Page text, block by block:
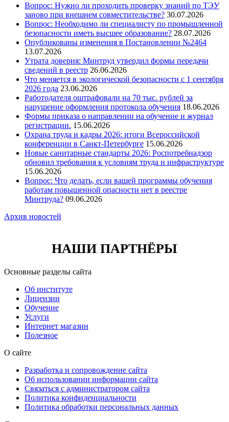
Вопрос: Нужно ли проходить проверку знаний по ТЭУ
заново при внешнем совместительстве? 30.07.2026
Вопрос: Необходимо ли специалисту по промышленной
безопасности иметь высшее образование? 28.07.2026
Опубликованы изменения в Постановлении №2464
13.07.2026
Утрата доверия: Минтруд утвердил формы передачи
сведений в реестр 26.06.2026
Что меняется в экологической безопасности с 1 сентября
2026 года 23.06.2026
Работодателя оштрафовали на 70 тыс. рублей за
нарушение оформления протокола обучения 18.06.2026
Формы приказа о направлении на обучение и журнал
регистрации. 15.06.2026
Охрана труда и кадры 2026: итоги Всероссийской
конференции в Санкт-Петербурге 15.06.2026
Новые санитарные стандарты 2026: Роспотребнадзор
обновил требования к условиям труда и инфраструктуре
15.06.2026
Вопрос: Что делать, если вашей программы обучения
работам повышенной опасности нет в реестре
Минтруда? 09.06.2026
Архив новостей
НАШИ ПАРТНЁРЫ
Основные разделы сайта
Об институте
Лицензии
Обучение
Услуги
Интернет магазин
Полезное
О сайте
Разработка и сопровождение сайта
Об использовании информации сайта
Связаться с администратором сайта
Политика конфиденциальности
Политика обработки персональных данных